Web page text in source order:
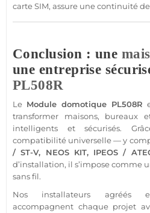
carte SIM, assure une continuité de
Conclusion : une
une entreprise
PL508R
Le Module domotique PL508R
transformer maisons, bureaux
intelligents et sécurisés.
compatibilité universelle — y
/ST-V, NEOSKIT, IPEOS /
d’installation, il s’impose comme
sans fil.
Nos installateurs agréés
accompagnent chaque projet